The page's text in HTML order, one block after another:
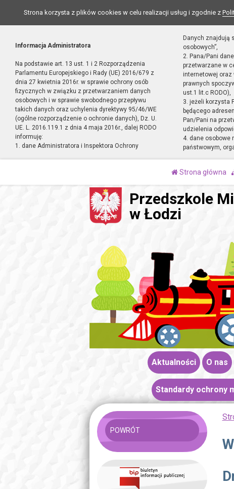
Strona korzysta z plików cookies w celu realizacji usług i zgodnie z
Informacja Administratora
Na podstawie art. 13 ust. 1 i 2 Rozporządzenia
Parlamentu Europejskiego i Rady (UE) 2016/679 z
dnia 27 kwietnia 2016r. w sprawie ochrony osób
fizycznych w związku z przetwarzaniem danych
osobowych i w sprawie swobodnego przepływu
takich danych oraz uchylenia dyrektywy 95/46/WE
(ogólne rozporządzenie o ochronie danych), Dz. U.
UE. L. 2016.119.1 z dnia 4 maja 2016r., dalej RODO
informuję:
1. dane Administratora i Inspektora Ochrony
Danych znajdują
osobowych”,
2. Pana/Pani
przetwarzane w
internetowej oraz
prawnych
ust.1 lit.c RODO),
3. jeżeli korzysta
będącego
Pan/Pani na
udzielenia
4. dane osobowe
państwowym,
Strona główna
Przedszkole
w Łodzi
Aktualności O nas
Standardy ochrony
POWRÓT